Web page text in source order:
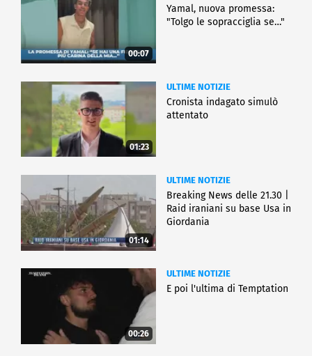
00:07
Yamal, nuova promessa:
"Tolgo le sopracciglia se…"
01:23
ULTIME NOTIZIE
Cronista indagato simulò
attentato
01:14
ULTIME NOTIZIE
Breaking News delle 21.30 |
Raid iraniani su base Usa in
Giordania
00:26
ULTIME NOTIZIE
E poi l'ultima di Temptation